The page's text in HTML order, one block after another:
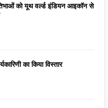
को यूथ वर्ल्ड इंडियन आइकॉन से
का किया विस्तार